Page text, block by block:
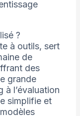
?
à outils, sert
de
des
grande
à l’évaluation
simplifie et